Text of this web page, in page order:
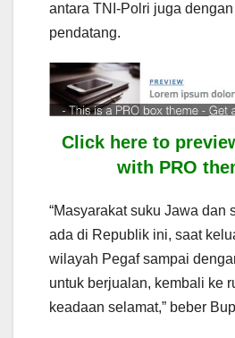
antara TNI-Polri juga
pendatang.
Click here to
with PRO
“Masyarakat suku Jawa dan
ada di Republik ini, saat
wilayah Pegaf sampai
untuk berjualan, kembali ke
keadaan selamat,” beber